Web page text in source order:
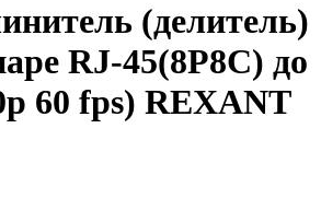
(делитель)
RJ-45(8P8C) до
60 fps) REXANT